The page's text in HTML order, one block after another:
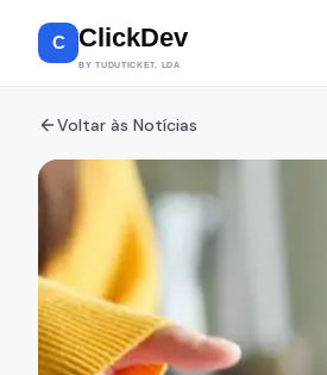
C ClickDev
BY TUDUTICKET, LDA
Voltar às Notícias